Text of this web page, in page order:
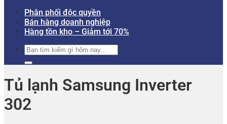
Phân phối độc quyền
Bán hàng doanh nghiệp
Hàng tồn kho – Giảm tới 70%
Tìm
kiếm:
Tủ lạnh Samsung Inverter
302